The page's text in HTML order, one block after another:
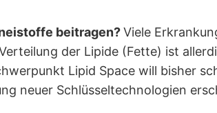
beitragen?Viele
der Lipide (Fette) ist
Lipid Space will bisher
neuer Schlüsseltechnologien